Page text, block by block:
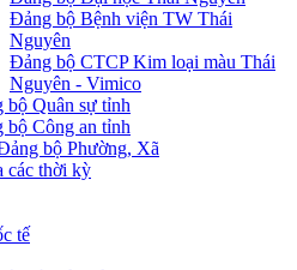
Đảng bộ Bệnh viện TW Thái
Nguyên
Đảng bộ CTCP Kim loại màu Thái
Nguyên - Vimico
bộ Quân sự tỉnh
bộ Công an tỉnh
bộ Phường, Xã
các thời kỳ
tế